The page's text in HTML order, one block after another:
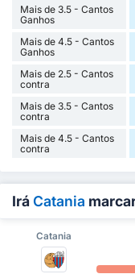
Mais de 3.5 - Cantos
Ganhos
Mais de 4.5 - Cantos
Ganhos
Mais de 2.5 - Cantos
contra
Mais de 3.5 - Cantos
contra
Mais de 4.5 - Cantos
contra
Irá Catania
Catania